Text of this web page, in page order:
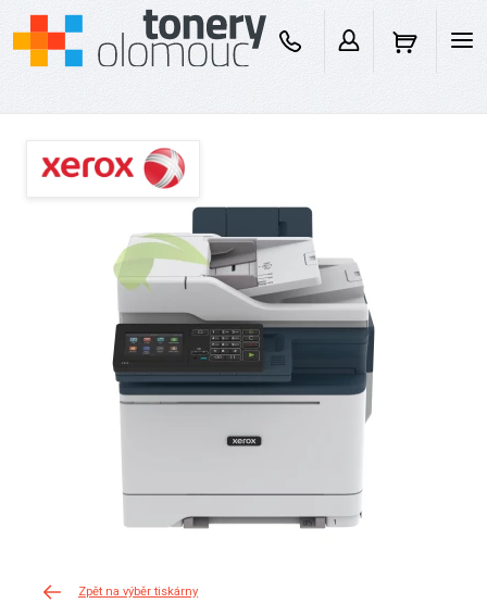
Zpět na výběr tiskárny